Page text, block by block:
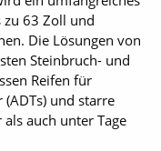
zu 63 Zoll und
Die Lösungen von
Steinbruch- und
Reifen für
und starre
auch unter Tage